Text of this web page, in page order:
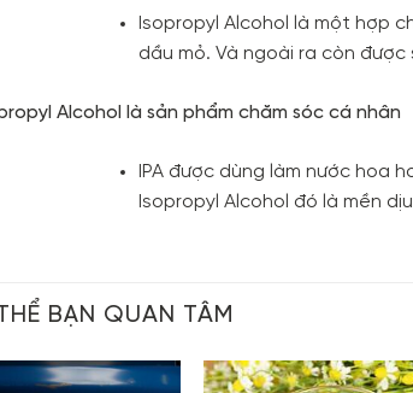
Isopropyl Alcohol là một hợp
dầu mỏ. Và ngoài ra còn
Alcohol là sản phẩm chăm sóc cá nhân
IPA được dùng làm nước hoa
Isopropyl Alcohol đó là mền
BẠN QUAN TÂM